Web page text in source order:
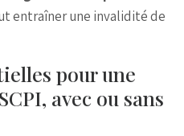
entraîner une invalidité de
pour une
avec ou sans